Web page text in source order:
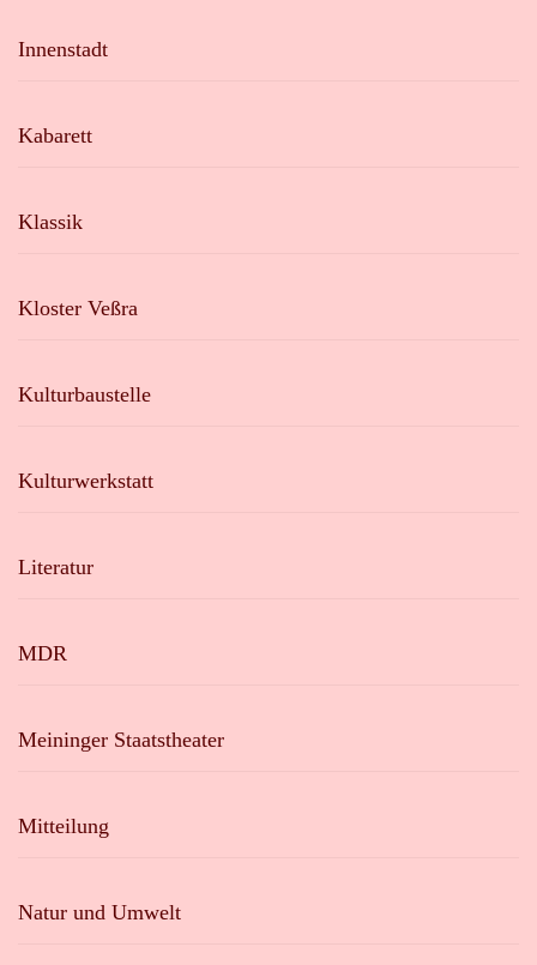
Innenstadt
Kabarett
Klassik
Kloster Veßra
Kulturbaustelle
Kulturwerkstatt
Literatur
MDR
Meininger Staatstheater
Mitteilung
Natur und Umwelt